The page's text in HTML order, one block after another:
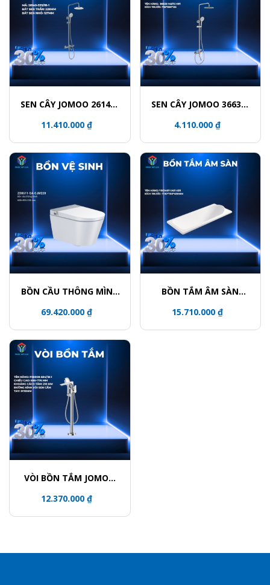
SEN CÂY JOMOO 26140-
11.410.000 ₫
SEN CÂY JOMOO 36632-
4.110.000 ₫
BỒN CẦU THÔNG MÌNH
CJM220
69.420.000 ₫
BỒN TẮM ÂM SÀN
I011
15.710.000 ₫
VÒI BỒN TẮM JOMOO
12.370.000 ₫